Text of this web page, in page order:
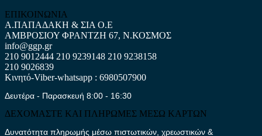
ΕΠΙΚΟΙΝΩΝΙΑ
Α.ΠΑΠΑΔΑΚΗ & ΣΙΑ Ο.Ε
ΑΜΒΡΟΣΙΟΥ ΦΡΑΝΤΖΗ 67, Ν.ΚΟΣΜΟΣ
info@ggp.gr
210 9012444 210 9239148 210 9238158
210 9026839
Κινητό-Viber-whatsapp : 6980507900
Δευτέρα - Παρασκευή 8:00 - 16:30
ΔΕΧΟΜΑΣΤΕ ΚΑΙ ΠΛΗΡΩΜΕΣ ΜΕΣΩ ΚΑΡΤΩΝ
Δυνατότητα πληρωμής μέσω πιστωτικών, χρεωστικών &